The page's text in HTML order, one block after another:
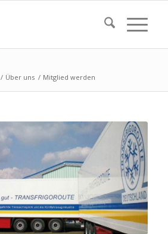
/ Über uns / Mitglied werden